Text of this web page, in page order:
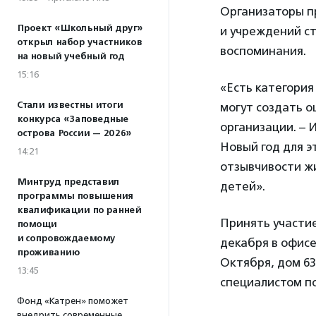
Проект «Школьный друг»
открыл набор участников
на новый учебный год
15:16
Стали известны итоги
конкурса «Заповедные
острова России — 2026»
14:21
Минтруд представил
программы повышения
квалификации по ранней
помощи
и сопровождаемому
проживанию
13:45
Фонд «Катрен» поможет
Организаторы
и учреждений
воспоминания.
«Есть
могут создать
организации. –
Новый год для
отзывчивости
детей».
Принять
декабря в
Октября, дом
специалистом